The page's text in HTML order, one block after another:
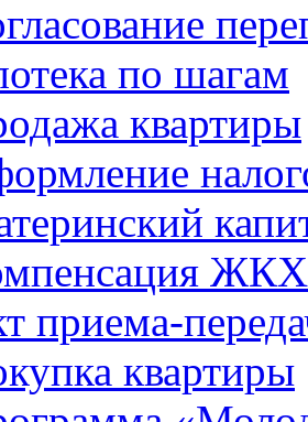
по шагам
квартиры
ЖКХ
приема-
квартиры